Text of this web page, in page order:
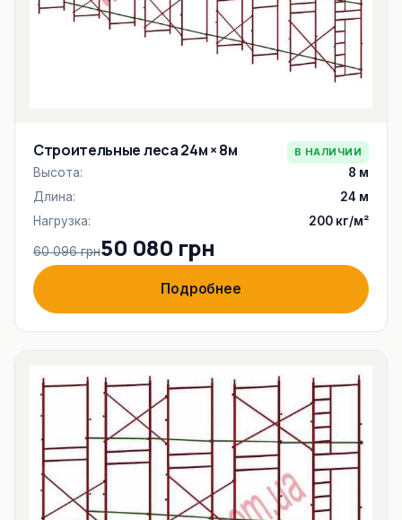
Строительные леса 24м × 8м В НАЛИЧИИ
Высота:
8 м
Длина:
24 м
Нагрузка:
200 кг/м²
60 096 грн50 080 грн
Подробнее